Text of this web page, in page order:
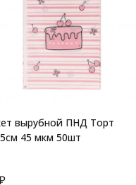
вырубной ПНД Торт
45 мкм 50шт